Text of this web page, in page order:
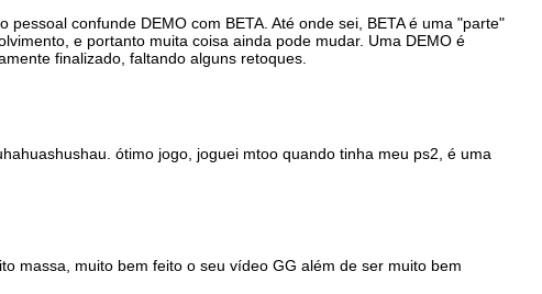
confunde DEMO com BETA. Até onde sei, BETA é uma "parte"
e portanto muita coisa ainda pode mudar. Uma DEMO é
finalizado, faltando alguns retoques.
ótimo jogo, joguei mtoo quando tinha meu ps2, é uma
massa, muito bem feito o seu vídeo GG além de ser muito bem